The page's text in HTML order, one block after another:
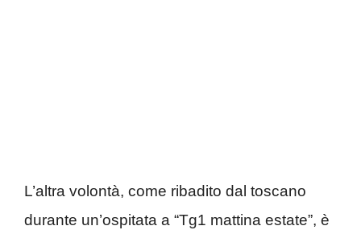
L’altra volontà, come ribadito dal toscano
durante un’ospitata a “Tg1 mattina estate”, è